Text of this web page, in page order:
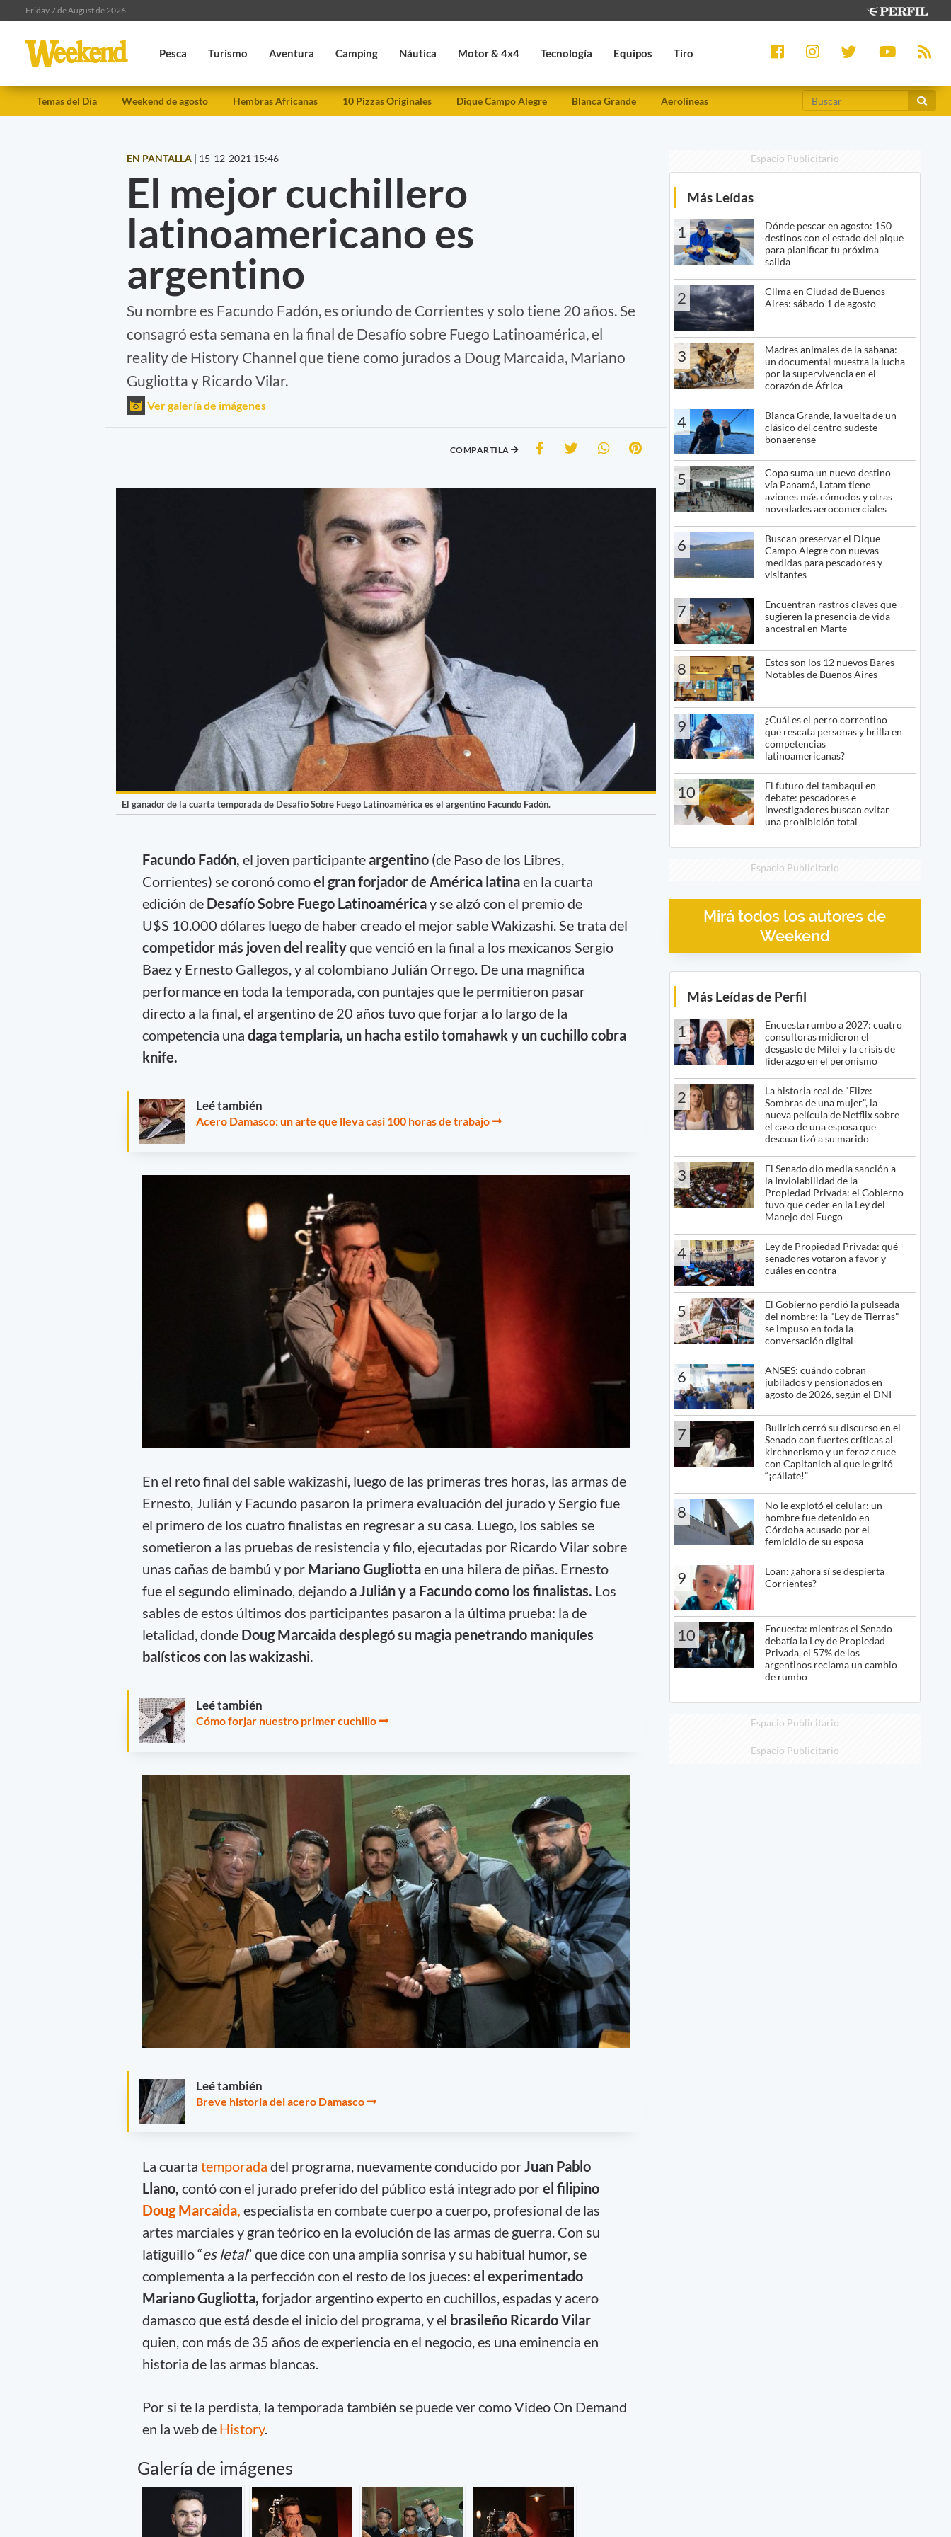
Friday 7 de August de 2026
Pesca Turismo Aventura Camping Náutica Motor & 4x4 Tecnología Equipos Tiro
Temas del Día Weekend de agosto Hembras Africanas 10 Pizzas Originales Dique Campo Alegre Blanca Grande Aerolíneas
EN PANTALLA | 15-12-2021 15:46
El mejor cuchillero
latinoamericano es
argentino
Su nombre es Facundo Fadón, es oriundo de Corrientes y solo tiene 20 años. Se
consagró esta semana en la final de Desafío sobre Fuego Latinoamérica, el
reality de History Channel que tiene como jurados a Doug Marcaida, Mariano
Gugliotta y Ricardo Vilar.
Ver galería de imágenes
COMPARTILA
El ganador de la cuarta temporada de Desafío Sobre Fuego Latinoamérica es el argentino Facundo Fadón.
Facundo Fadón, el joven participanteargentino (de Paso de los Libres,
Corrientes) se coronó comoel gran forjador de América latinaen la cuarta
edición de Desafío Sobre Fuego Latinoaméricay se alzó con el premio de
U$S 10.000 dólares luego de haber creado el mejor sable Wakizashi. Se trata del
competidor más joven del realityque venció en la final a los mexicanos Sergio
Baez y Ernesto Gallegos, y al colombiano Julián Orrego. De una magnifica
performance en toda la temporada, con puntajes que le permitieron pasar
directo a la final, el argentino de 20 años tuvo que forjar a lo largo de la
competencia una daga templaria, un hacha estilo tomahawk y un cuchillo cobra
knife.
Leé también
Acero Damasco: un arte que lleva casi 100 horas de trabajo
En el reto final del sable wakizashi, luego de las primeras tres horas, las armas de
Ernesto, Julián y Facundo pasaron la primera evaluación del jurado y Sergio fue
el primero de los cuatro finalistas en regresar a su casa. Luego, los sables se
sometieron a las pruebas de resistencia y filo, ejecutadas por Ricardo Vilar sobre
unas cañas de bambú y por Mariano Gugliottaen una hilera de piñas. Ernesto
fue el segundo eliminado, dejandoa Julián y a Facundo como los finalistas. Los
sables de estos últimos dos participantes pasaron a la última prueba: la de
letalidad, dondeDoug Marcaida desplegó su magia penetrando maniquíes
balísticos con las wakizashi.
Leé también
Cómo forjar nuestro primer cuchillo
Leé también
Breve historia del acero Damasco
La cuarta temporada del programa, nuevamente conducido por Juan Pablo
Llano, contó con el jurado preferido del público está integrado porel filipino
Doug Marcaida, especialista en combate cuerpo a cuerpo, profesional de las
artes marciales y gran teórico en la evolución de las armas de guerra. Con su
latiguillo “es letal” que dice con una amplia sonrisa y su habitual humor, se
complementa a la perfección con el resto de los jueces: el experimentado
Mariano Gugliotta, forjador argentino experto en cuchillos, espadas y acero
damasco que está desde el inicio del programa, y el brasileño Ricardo Vilar
quien, con más de 35 años de experiencia en el negocio, es una eminencia en
historia de las armas blancas.
Por si te la perdista, la temporada también se puede ver como Video On Demand
en la web de History.
Galería de imágenes
Espacio Publicitario
Más Leídas
1
Dónde pescar en agosto: 150
destinos con el estado del pique
para planificar tu próxima
salida
2
Clima en Ciudad de Buenos
Aires: sábado 1 de agosto
3
Madres animales de la sabana:
un documental muestra la lucha
por la supervivencia en el
corazón de África
4
Blanca Grande, la vuelta de un
clásico del centro sudeste
bonaerense
5
Copa suma un nuevo destino
vía Panamá, Latam tiene
aviones más cómodos y otras
novedades aerocomerciales
6
Buscan preservar el Dique
Campo Alegre con nuevas
medidas para pescadores y
visitantes
7
Encuentran rastros claves que
sugieren la presencia de vida
ancestral en Marte
8
Estos son los 12 nuevos Bares
Notables de Buenos Aires
9
¿Cuál es el perro correntino
que rescata personas y brilla en
competencias
latinoamericanas?
10
El futuro del tambaqui en
debate: pescadores e
investigadores buscan evitar
una prohibición total
Espacio Publicitario
Mirá todos los autores de
Weekend
Más Leídas de Perfil
1
Encuesta rumbo a 2027: cuatro
consultoras midieron el
desgaste de Milei y la crisis de
liderazgo en el peronismo
2
La historia real de "Elize:
Sombras de una mujer", la
nueva película de Netflix sobre
el caso de una esposa que
descuartizó a su marido
3
El Senado dio media sanción a
la Inviolabilidad de la
Propiedad Privada: el Gobierno
tuvo que ceder en la Ley del
Manejo del Fuego
4
Ley de Propiedad Privada: qué
senadores votaron a favor y
cuáles en contra
5
El Gobierno perdió la pulseada
del nombre: la "Ley de Tierras"
se impuso en toda la
conversación digital
6
ANSES: cuándo cobran
jubilados y pensionados en
agosto de 2026, según el DNI
7
Bullrich cerró su discurso en el
Senado con fuertes críticas al
kirchnerismo y un feroz cruce
con Capitanich al que le gritó
“¡cállate!”
8
No le explotó el celular: un
hombre fue detenido en
Córdoba acusado por el
femicidio de su esposa
9
Loan: ¿ahora sí se despierta
Corrientes?
10
Encuesta: mientras el Senado
debatía la Ley de Propiedad
Privada, el 57% de los
argentinos reclama un cambio
de rumbo
Espacio Publicitario
Espacio Publicitario